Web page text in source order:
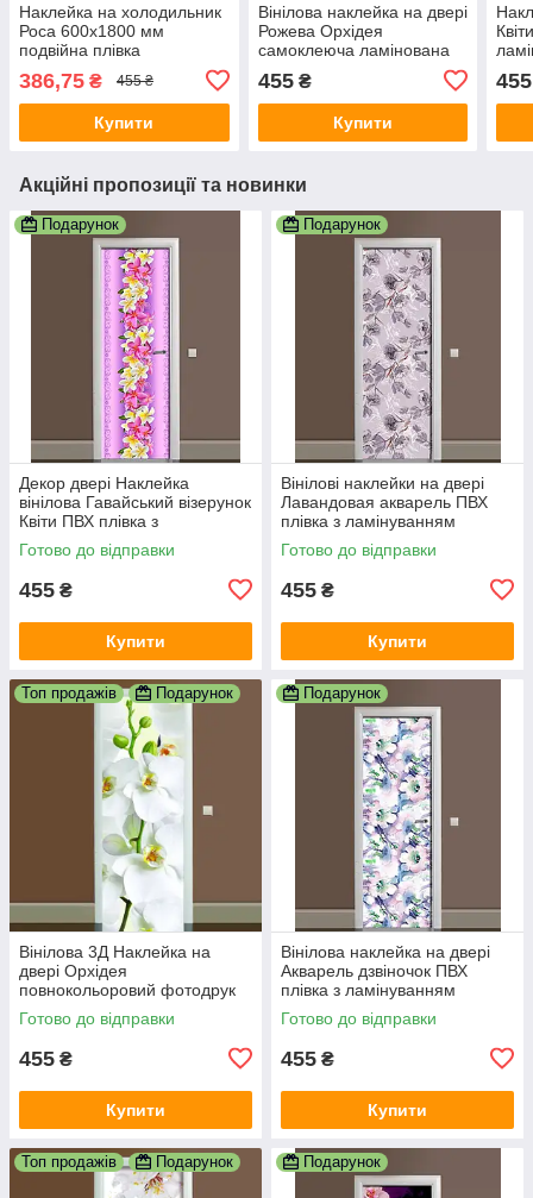
Наклейка на холодильник
Роса 600х1800 мм
подвійна плівка
кульбаби краплі води
386,75 ₴ 455 ₴
Купити
Вінілова наклейка на двері
Рожева Орхідея
самоклеюча ламінована
600х1800 мм
455₴
Купити
мм
455
Акційні пропозиції та новинки
Подарунок
Декор двері Наклейка
вінілова Гавайський візерунок
Квіти ПВХ плівка з
ламінуванням 600х1800 мм
квіти Фіолетовий
Готово до відправки
455 ₴
Купити
Подарунок
Вінілові наклейки на двері
Лавандовая акварель ПВХ
плівка з ламінуванням
600х1800 мм Квіти
Фіолетовий
Готово до відправки
455 ₴
Купити
Топ продажів Подарунок
Вінілова 3Д Наклейка на
двері Орхідея
повнокольоровий фотодрук
плівка для дверей декор
600х1800 мм
Готово до відправки
455 ₴
Купити
Подарунок
Вінілова наклейка на двері
Акварель дзвіночок ПВХ
плівка з ламінуванням
600х1800 мм Квіти Блакитний
Готово до відправки
455 ₴
Купити
Топ продажів Подарунок Подарунок